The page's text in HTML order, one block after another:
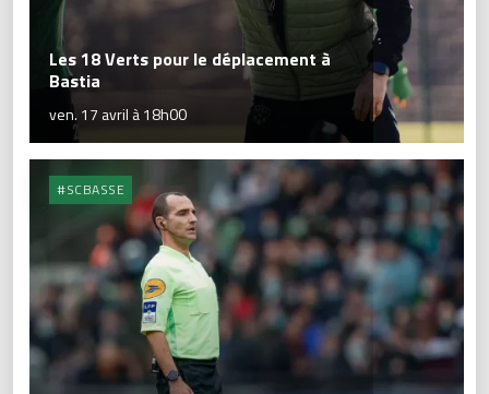
Les 18 Verts pour le déplacement à
Bastia
ven. 17 avril à 18h00
#SCBASSE